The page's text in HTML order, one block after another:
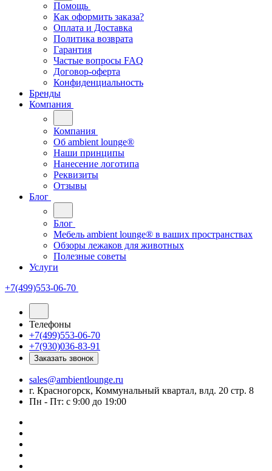
Помощь
Как оформить заказа?
Оплата и Доставка
Политика возврата
Гарантия
Частые вопросы FAQ
Договор-оферта
Конфиденциальность
Бренды
Компания
Компания
Oб ambient lounge®
Наши принципы
Нанесение логотипа
Реквизиты
Отзывы
Блог
Блог
Мебель ambient lounge® в ваших пространствах
Обзоры лежаков для животных
Полезные советы
Услуги
+7(499)553-06-70
Телефоны
+7(499)553-06-70
+7(930)036-83-91
Заказать звонок
sales@ambientlounge.ru
г. Красногорск, Коммунальный квартал, влд. 20 стр. 8
Пн - Пт: с 9:00 до 19:00